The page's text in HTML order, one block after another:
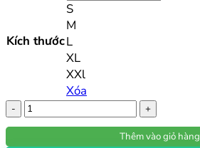
Kích thước
S
M
L
XL
XXl
Xóa
[Mới]
Áo
Thêm vào giỏ hàng